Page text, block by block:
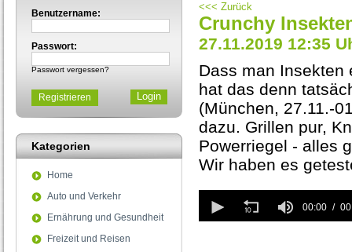
Benutzername:
Passwort:
Passwort vergessen?
Registrieren
Kategorien
Home
Auto und Verkehr
Ernährung und Gesundheit
Freizeit und Reisen
<<< Zurück
Crunchy
27.11.2019 12:35
Dass man Insekten
hat das denn
(München, 27.11.-
dazu. Grillen pur,
Powerriegel - alles
Wir haben es
seconds
of
00:00